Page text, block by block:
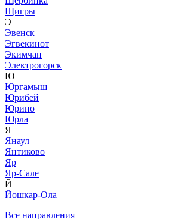
Щигры
Э
Эвенск
Эгвекинот
Экимчан
Электрогорск
Ю
Юргамыш
Юрибей
Юрино
Юрла
Я
Янаул
Янтиково
Яр
Яр-Сале
Й
Йошкар-Ола
Все направления